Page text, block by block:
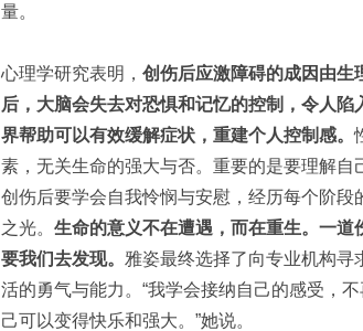
量。
心理学研究表明， 创伤后应激障碍的成因由生
后，大脑会失去对恐惧和记忆的控制，令人
界帮助可以有效缓解症状，重建个人控制感。
素，无关生命的强大与否。重要的是要理解自
创伤后要学会自我怜悯与安慰，经历每个阶
之光。 生命的意义不在遭遇，而在重生。一
要我们去发现。 雅姿最终选择了向专业机构寻
活的勇气与能力。“我学会接纳自己的感受，
己可以变得快乐和强大。”她说。